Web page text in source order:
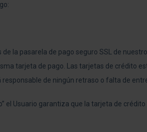
la pasarela de pago seguro SSL de
tarjeta de pago. Las tarjetas de crédito
de ningún retraso o falta de
el Usuario garantiza que la tarjeta de